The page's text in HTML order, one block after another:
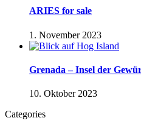
ARIES for sale
1. November 2023
Grenada – Insel der
10. Oktober 2023
Categories